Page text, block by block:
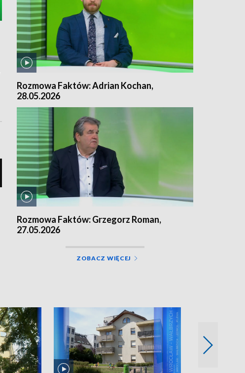
Rozmowa Faktów: Adrian Kochan,
28.05.2026
Rozmowa Faktów: Grzegorz Roman,
27.05.2026
ZOBACZ WIĘCEJ